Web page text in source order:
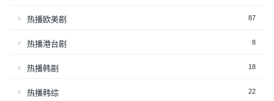
热播欧美剧 87
热播港台剧 8
热播韩剧 18
热播韩综 22